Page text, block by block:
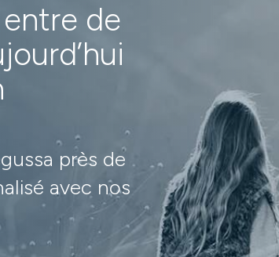
de
près de
avec nos